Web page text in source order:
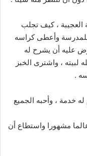
، كيف تجلب
وأعطى كراسه
عليه أن يشرح له
، واشترى الخبز
.
خدمة ، وأحبه الجميع
مشهورا واستطاع أن